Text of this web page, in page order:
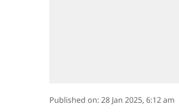
Published on: 28 Jan 2025, 6:12 am